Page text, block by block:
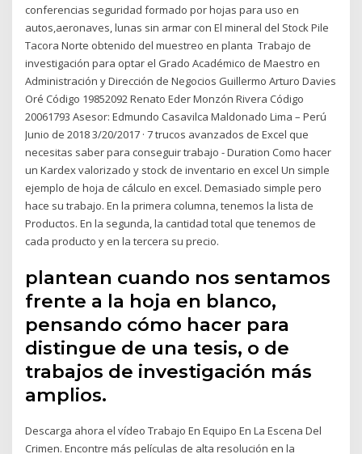
conferencias seguridad formado por hojas para uso en
autos,aeronaves, lunas sin armar con El mineral del Stock Pile
Tacora Norte obtenido del muestreo en planta Trabajo de
investigación para optar el Grado Académico de Maestro en
Administración y Dirección de Negocios Guillermo Arturo Davies
Oré Código 19852092 Renato Eder Monzón Rivera Código
20061793 Asesor: Edmundo Casavilca Maldonado Lima – Perú
Junio de 2018 3/20/2017 · 7 trucos avanzados de Excel que
necesitas saber para conseguir trabajo - Duration Como hacer
un Kardex valorizado y stock de inventario en excel Un simple
ejemplo de hoja de cálculo en excel. Demasiado simple pero
hace su trabajo. En la primera columna, tenemos la lista de
Productos. En la segunda, la cantidad total que tenemos de
cada producto y en la tercera su precio.
plantean cuando nos sentamos
frente a la hoja en blanco,
pensando cómo hacer para
distingue de una tesis, o de
trabajos de investigación más
amplios.
Descarga ahora el vídeo Trabajo En Equipo En La Escena Del
Crimen. Encontre más películas de alta resolución en la